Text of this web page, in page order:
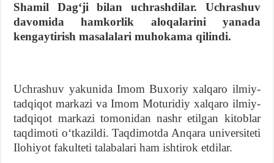
Shamil Dagʻji bilan uchrashdilar. Uchrashuv
davomida hamkorlik aloqalarini yanada
kengaytirish masalalari muhokama qilindi.
Uchrashuv yakunida Imom Buxoriy xalqaro ilmiy-
tadqiqot markazi va Imom Moturidiy xalqaro ilmiy-
tadqiqot markazi tomonidan nashr etilgan kitoblar
taqdimoti oʻtkazildi. Taqdimotda Anqara universiteti
Ilohiyot fakulteti talabalari ham ishtirok etdilar.